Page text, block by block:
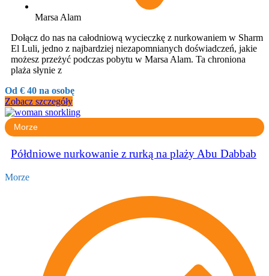
Marsa Alam
Dołącz do nas na całodniową wycieczkę z nurkowaniem w Sharm
El Luli, jedno z najbardziej niezapomnianych doświadczeń, jakie
możesz przeżyć podczas pobytu w Marsa Alam. Ta chroniona
plaża słynie z
Od € 40 na osobę
Zobacz szczegóły
Morze
Półdniowe nurkowanie z rurką na plaży Abu Dabbab
Morze